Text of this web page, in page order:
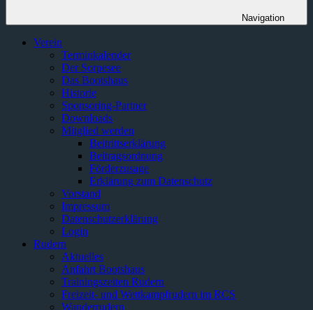
Navigation
Verein
Terminkalender
Der Sorpesee
Das Bootshaus
Historie
Sponsoring-Partner
Downloads
Mitglied werden
Beitrittserklärung
Beitragsordnung
Förderzusage
Erklärung zum Datenschutz
Vorstand
Impressum
Datenschutzerklärung
Login
Rudern
Aktuelles
Anfahrt Bootshaus
Trainingszeiten Rudern
Freizeit- und Wettkampfrudern im RCS
Wanderrudern